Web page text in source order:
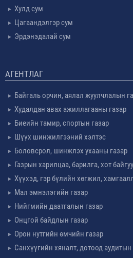
Хулд сум
Цагаандэлгэр сум
Эрдэнэдалай сум
АГЕНТЛАГ
Байгаль орчин, аялал жуулчлалын
Худалдан авах ажиллагааны газар
Биеийн тамир, спортын газар
Шүүх шинжилгээний хэлтэс
Боловсрол, шинжлэх ухааны газар
Газрын харилцаа, барилга, хот
Хүүхэд, гэр бүлийн хөгжил,
Мал эмнэлэгийн газар
Нийгмийн даатгалын газар
Онцгой байдлын газар
Орон нутгийн өмчийн газар
Санхүүгийн хяналт, дотоод аудитын